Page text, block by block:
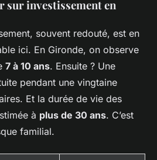
sur investissement en
souvent redouté, est en
ici. En Gironde, on observe
7 à 10 ans. Ensuite ? Une
pendant une vingtaine
Et la durée de vie des
à plus de 30 ans. C’est
familial.